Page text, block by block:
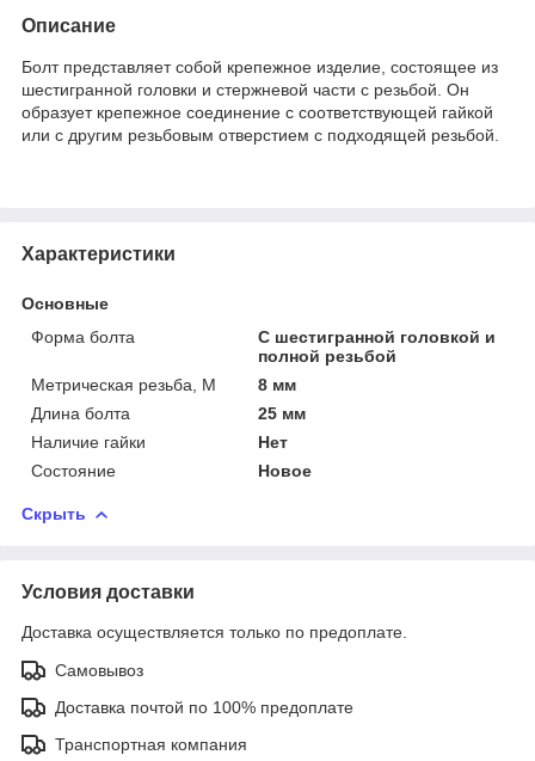
Описание
Болт представляет собой крепежное изделие, состоящее из
шестигранной головки и стержневой части с резьбой. Он
образует крепежное соединение с соответствующей гайкой
или с другим резьбовым отверстием с подходящей резьбой.
Характеристики
Основные
Форма болта
С шестигранной головкой и
полной резьбой
Метрическая резьба, М
8 мм
Длина болта
25 мм
Наличие гайки
Нет
Состояние
Новое
Скрыть
Условия доставки
Доставка осуществляется только по предоплате.
Самовывоз
Доставка почтой по 100% предоплате
Транспортная компания